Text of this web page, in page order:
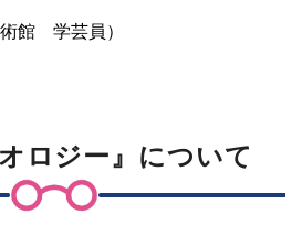
館 学芸員）
ロジー』について